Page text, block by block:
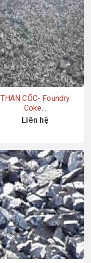
THAN CỐC- Foundry
Coke...
Liên hệ